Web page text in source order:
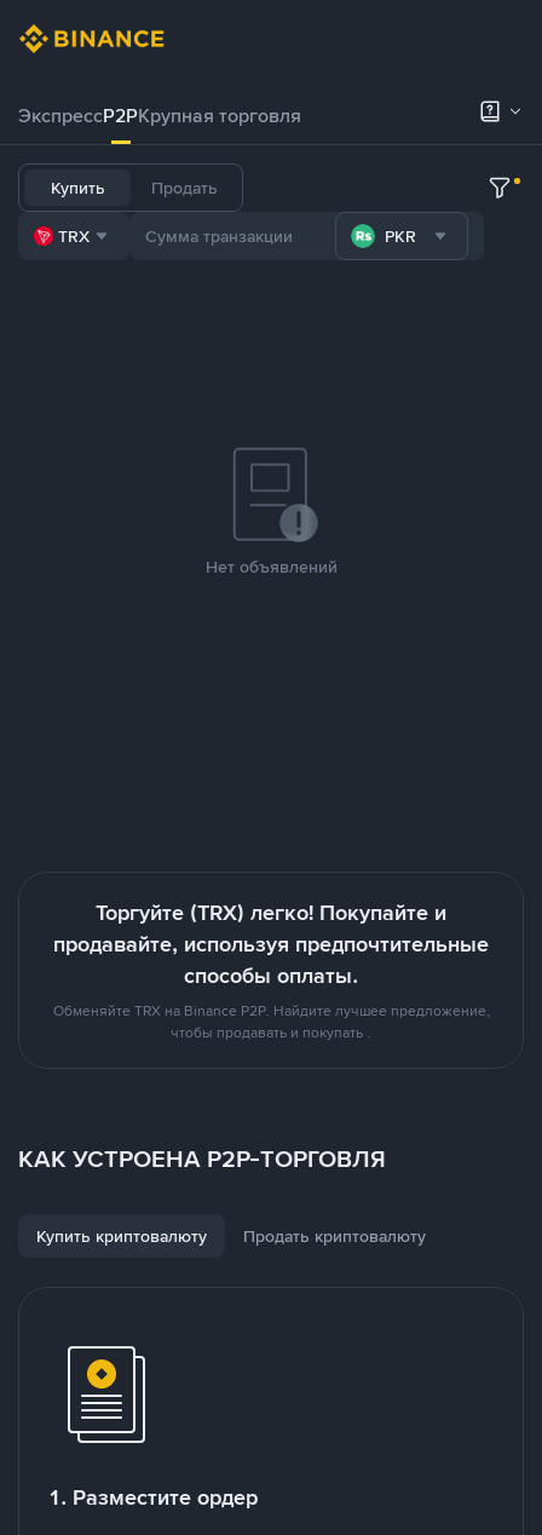
ЭкспрессP2PКрупная торговля
Купить Продать
TRX PKR
Нет объявлений
Торгуйте (TRX) легко! Покупайте и
продавайте, используя предпочтительные
способы оплаты.
Обменяйте TRX на Binance P2P. Найдите лучшее предложение,
чтобы продавать и покупать .
КАК УСТРОЕНА P2P-ТОРГОВЛЯ
Купить криптовалюту Продать криптовалюту
1. Разместите ордер